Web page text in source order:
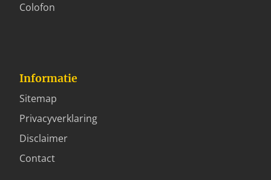
Colofon
Informatie
Sitemap
Privacyverklaring
Disclaimer
Contact